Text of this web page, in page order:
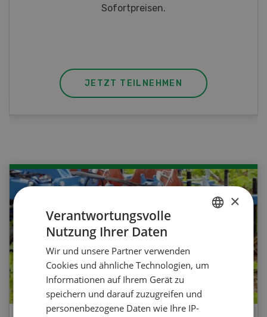
JETZT TEILNEHMEN
×
Verantwortungsvolle
Nutzung Ihrer Daten
Wir und unsere Partner verwenden
Cookies und ähnliche Technologien, um
Informationen auf Ihrem Gerät zu
speichern und darauf zuzugreifen und
personenbezogene Daten wie Ihre IP-